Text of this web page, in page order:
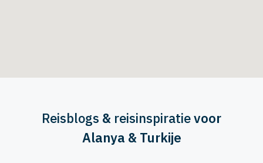
Reisblogs & reisinspiratievoor
Alanya & Turkije